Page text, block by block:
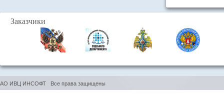
Заказчики
АО ИВЦ ИНСОФТ Все права защищены